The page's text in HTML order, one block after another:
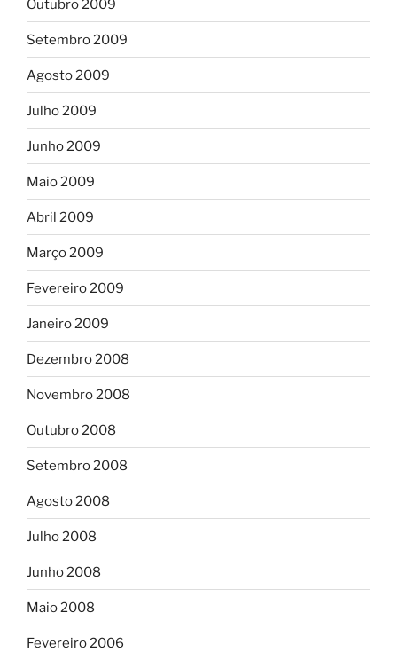
Outubro 2009
Setembro 2009
Agosto 2009
Julho 2009
Junho 2009
Maio 2009
Abril 2009
Março 2009
Fevereiro 2009
Janeiro 2009
Dezembro 2008
Novembro 2008
Outubro 2008
Setembro 2008
Agosto 2008
Julho 2008
Junho 2008
Maio 2008
Fevereiro 2006